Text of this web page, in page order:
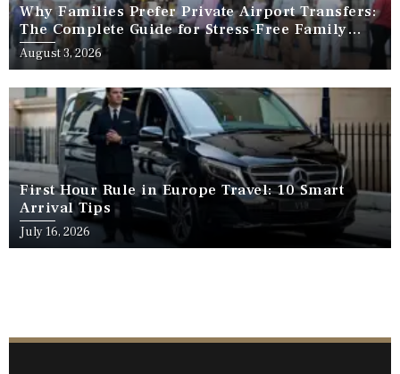
Why Families Prefer Private Airport Transfers:
The Complete Guide for Stress-Free Family
Travel
August 3, 2026
First Hour Rule in Europe Travel: 10 Smart
Arrival Tips
July 16, 2026